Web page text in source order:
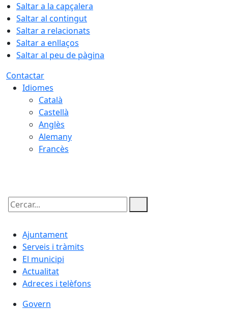
Saltar a la capçalera
Saltar al contingut
Saltar a relacionats
Saltar a enllaços
Saltar al peu de pàgina
Contactar
Idiomes
Català
Castellà
Anglès
Alemany
Francès
Cercar:
Ajuntament
Serveis i tràmits
El municipi
Actualitat
Adreces i telèfons
Govern